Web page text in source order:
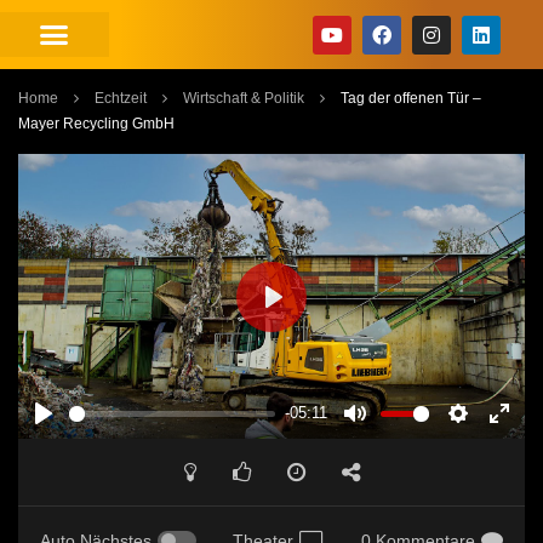
Home Echtzeit Wirtschaft & Politik
Tag der offenen Tür –
Mayer Recycling GmbH
PLAY
-05:11
MUTE SETTINGS
PLAY